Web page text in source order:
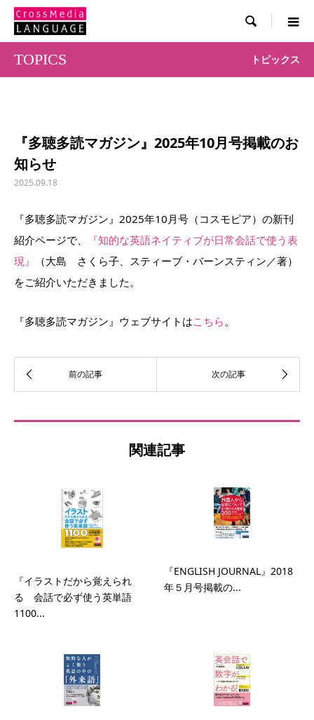

TOPICS トピックス
『多聴多読マガジン』2025年10月号掲載のお
知らせ
2025.09.18
『多聴多読マガジン』2025年10月号（コスモピア）の新刊
紹介ページで、
『知的な英語ネイティブが日常会話で使う表
現』
（大島 さくら子、スティーブ・バーンスティン／著）
をご紹介いただきました。
『多聴多読マガジン』ウェブサイトはこちら。
関連記事
『イラストだから覚えられ
る 会話で必ず使う英単語
1100...
『ENGLISH JOURNAL』2018
年５月号掲載の...